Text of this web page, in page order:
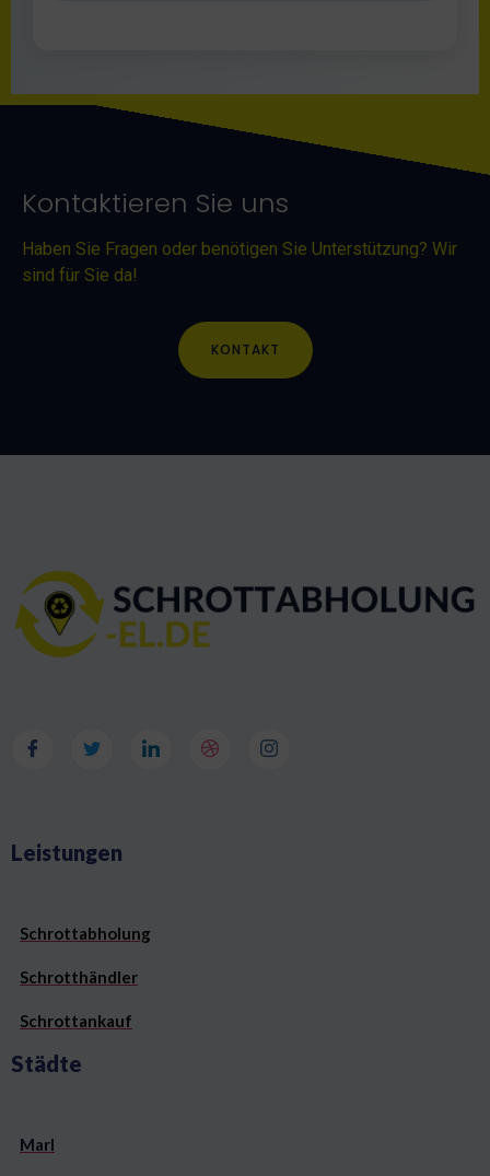
Kontaktieren Sie uns
Haben Sie Fragen oder benötigen Sie Unterstützung? Wir
sind für Sie da!
KONTAKT
Leistungen
Schrottabholung
Schrotthändler
Schrottankauf
Städte
Marl